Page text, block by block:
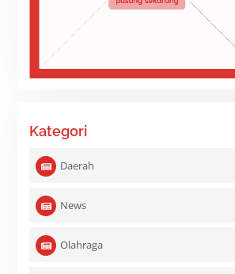
Kategori
Daerah
News
Olahraga